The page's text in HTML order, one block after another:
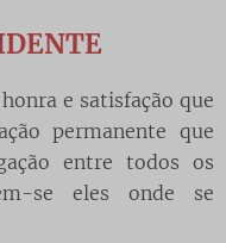
e satisfação que
permanente que
entre todos os
se eles onde se